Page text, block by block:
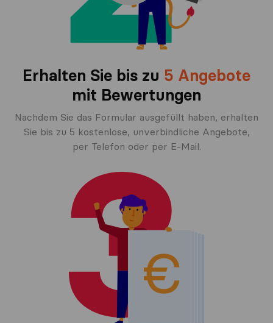
Erhalten Sie bis zu 5 Angebote
mit Bewertungen
Nachdem Sie das Formular ausgefüllt haben, erhalten
Sie bis zu 5 kostenlose, unverbindliche Angebote,
per Telefon oder per E-Mail.